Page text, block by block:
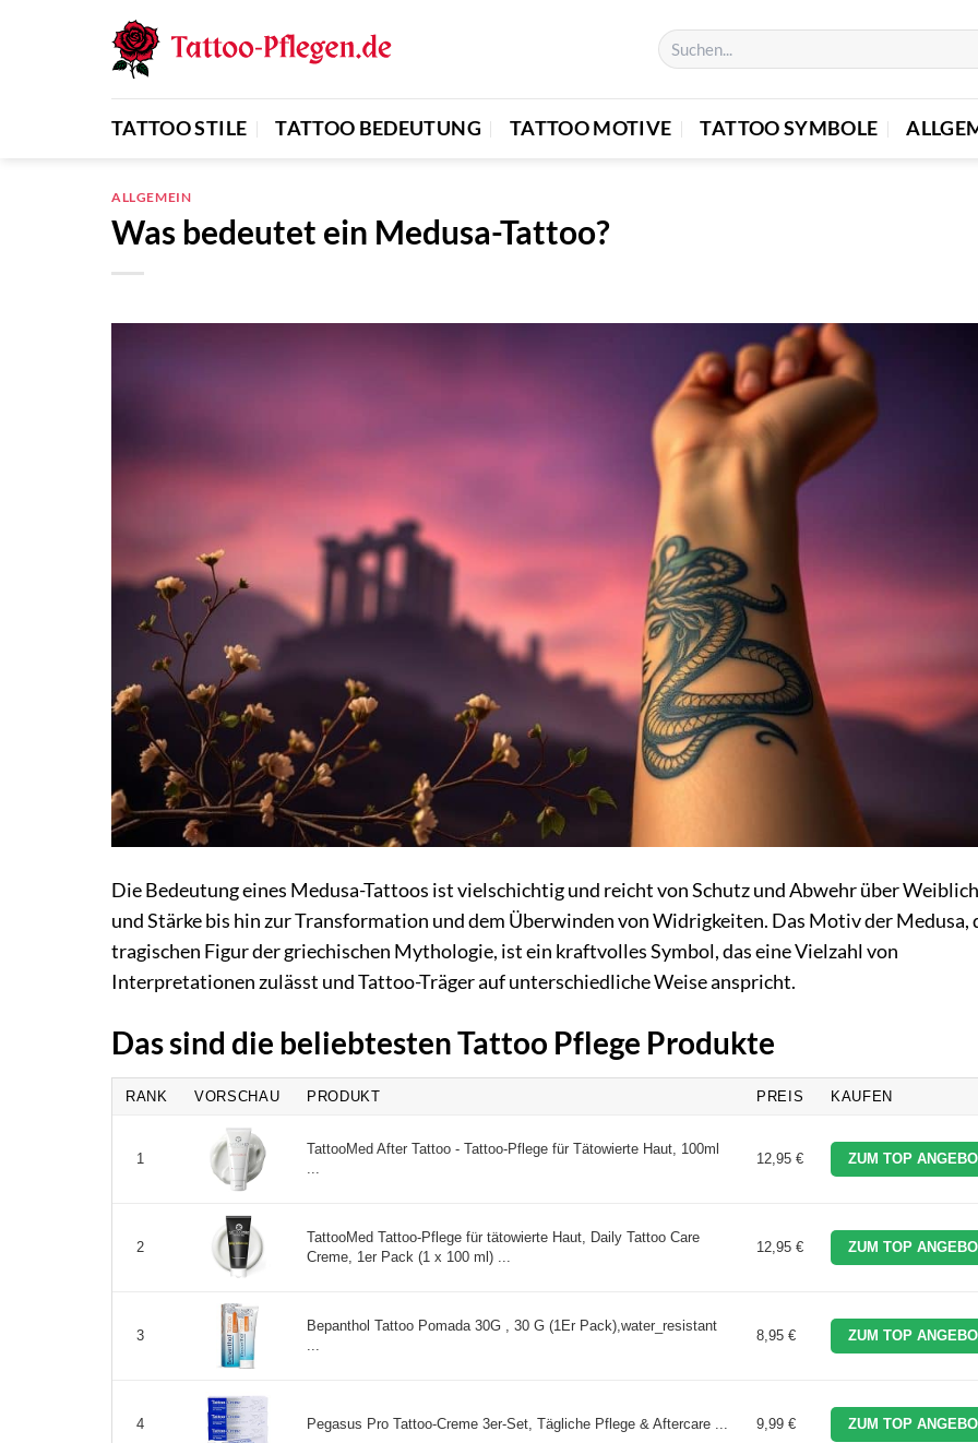
TATTOO STILE TATTOO BEDEUTUNG TATTOO MOTIVE TATTOO SYMBOLE
ALLGEMEIN
Was bedeutet ein Medusa-Tattoo?
Die Bedeutung eines Medusa-Tattoos ist vielschichtig und reicht von Schutz und Abwehr über
und Stärke bis hin zur Transformation und dem Überwinden von Widrigkeiten. Das Motiv der Medusa,
tragischen Figur der griechischen Mythologie, ist ein kraftvolles Symbol, das eine Vielzahl von
Interpretationen zulässt und Tattoo-Träger auf unterschiedliche Weise anspricht.
Das sind die beliebtesten Tattoo Pflege Produkte
RANK VORSCHAU PRODUKT PREIS KAUFEN
1
TattooMed After Tattoo - Tattoo-Pflege für Tätowierte Haut, 100ml
12,95 € ZUM TOP
2
TattooMed Tattoo-Pflege für tätowierte Haut, Daily Tattoo Care
Creme, 1er Pack (1 x 100 ml) ...
12,95 € ZUM TOP
3
Bepanthol Tattoo Pomada 30G , 30 G (1Er Pack),water_resistant
8,95 € ZUM TOP
4 Pegasus Pro Tattoo-Creme 3er-Set, Tägliche Pflege & Aftercare ... 9,99 € ZUM TOP